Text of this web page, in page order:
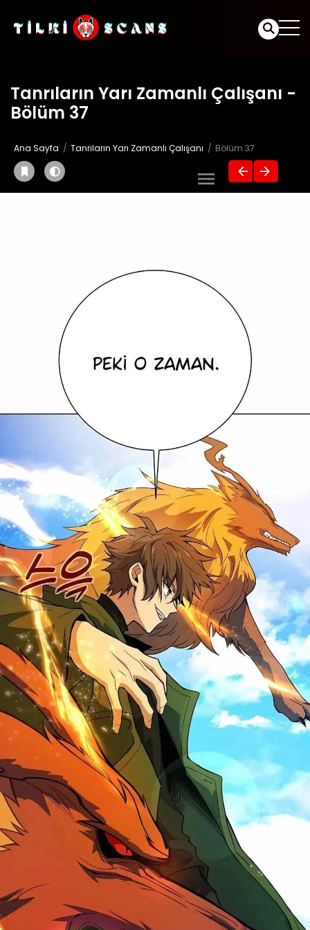
Tanrıların Yarı Zamanlı Çalışanı -
Bölüm 37
Ana Sayfa Tanrıların Yarı Zamanlı Çalışanı Bölüm 37